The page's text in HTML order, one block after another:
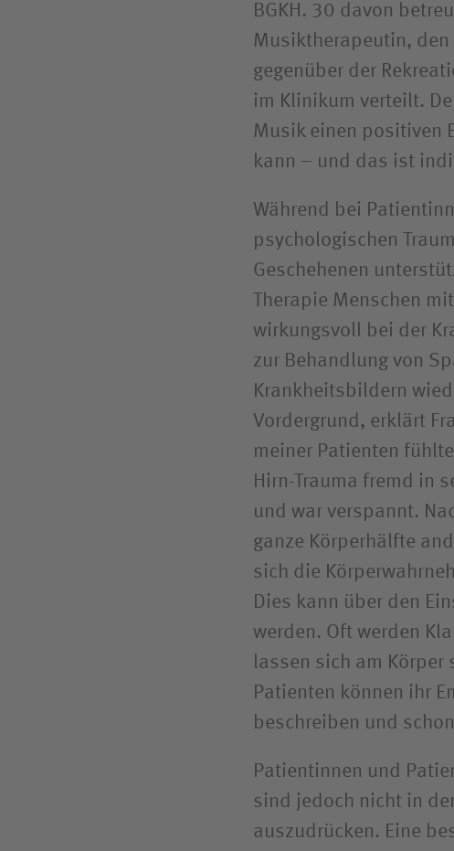
BGKH. 30 davon
Musiktherapeutin, den
gegenüber der
im Klinikum verteilt.
Musik einen positiven
kann – und das ist
Während bei
psychologischen
Geschehenen
Therapie Menschen
wirkungsvoll bei der
zur Behandlung von
Krankheitsbildern
Vordergrund, erklärt
meiner Patienten
Hirn-Trauma fremd in
und war verspannt.
ganze Körperhälfte
sich die
Dies kann über den
werden. Oft werden
lassen sich am Körper
Patienten können ihr
beschreiben und
Patientinnen und
sind jedoch nicht in
auszudrücken. Eine